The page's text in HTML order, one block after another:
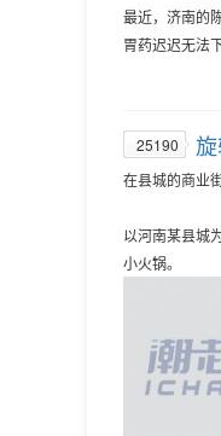
最近，济南的
胃药迟迟无法
25190
在县城的商业
以河南某县城
小火锅。